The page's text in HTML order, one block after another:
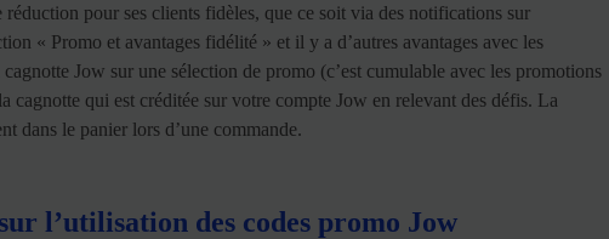
réduction pour ses clients fidèles, que ce soit via des notifications sur
« Promo et avantages fidélité » et il y a d’autres avantages avec les
Jow sur une sélection de promo (c’est cumulable avec les promotions
cagnotte qui est créditée sur votre compte Jow en relevant des défis. La
dans le panier lors d’une commande.
l’utilisation des codes promo Jow